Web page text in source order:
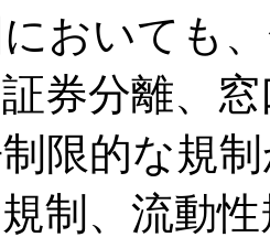
おいても
券分離、
限的な規
制、流動